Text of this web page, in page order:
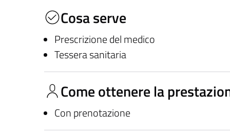
Cosa serve
Prescrizione del medico
Tessera sanitaria
Come ottenere la
Con prenotazione